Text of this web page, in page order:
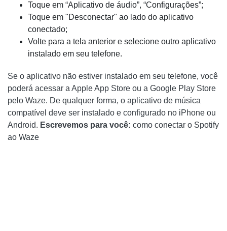
Toque em “Aplicativo de áudio”, “Configurações”;
Toque em "Desconectar" ao lado do aplicativo
conectado;
Volte para a tela anterior e selecione outro aplicativo
instalado em seu telefone.
Se o aplicativo não estiver instalado em seu telefone, você
poderá acessar a Apple App Store ou a Google Play Store
pelo Waze. De qualquer forma, o aplicativo de música
compatível deve ser instalado e configurado no iPhone ou
Android. Escrevemos para você: como conectar o Spotify
ao Waze